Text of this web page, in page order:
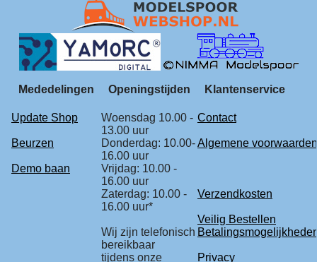
Mededelingen Openingstijden Klantenservice
Update Shop
Woensdag 10.00 -
13.00 uur
Contact
Beurzen
Donderdag: 10.00-
16.00 uur
Algemene voorwaarden
Demo baan
Vrijdag: 10.00 -
16.00 uur
Zaterdag: 10.00 -
16.00 uur*
Verzendkosten
Veilig Bestellen
Wij zijn telefonisch
bereikbaar
tijdens onze Privacy